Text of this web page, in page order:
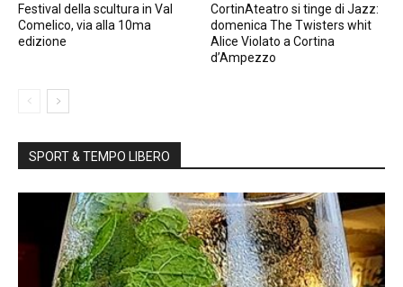
Festival della scultura in Val
Comelico, via alla 10ma
edizione
CortinAteatro si tinge di Jazz:
domenica The Twisters whit
Alice Violato a Cortina
d’Ampezzo
SPORT & TEMPO LIBERO